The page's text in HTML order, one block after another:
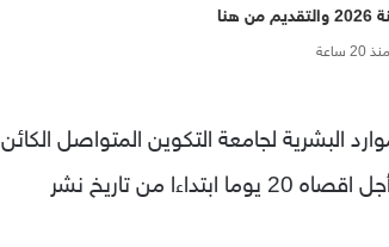
من هنا
منذ 20 ساعة
البشرية لجامعة التكوين المتواصل الكائن
مقرها بشارع أحمد ص،ب 41 دالي براهيم ،الجزائر،في أجل اقصاه 20 يوما ابتداءا من تاريخ نشر